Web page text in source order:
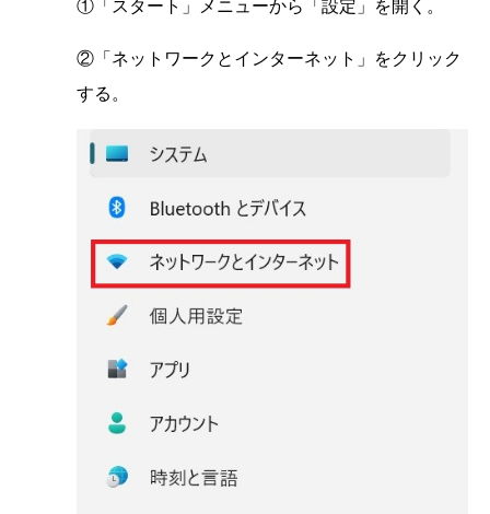
①「スタート」メニューから「設定」を開く。
②「ネットワークとインターネット」をクリック
する。